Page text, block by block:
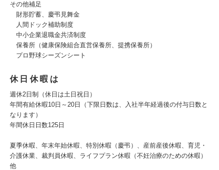
その他補足
財形貯蓄、慶弔見舞金
人間ドック補助制度
中小企業退職金共済制度
保養所（健康保険組合直営保養所、提携保養所）
プロ野球シーズンシート
休日休暇は
週休2日制（休日は土日祝日）
年間有給休暇10日～20日（下限日数は、入社半年経過後の付与日数と
なります）
年間休日日数125日
夏季休暇、年末年始休暇、特別休暇（慶弔）、産前産後休暇、育児・
介護休業、裁判員休暇、ライフプラン休暇（不妊治療のための休暇）
他